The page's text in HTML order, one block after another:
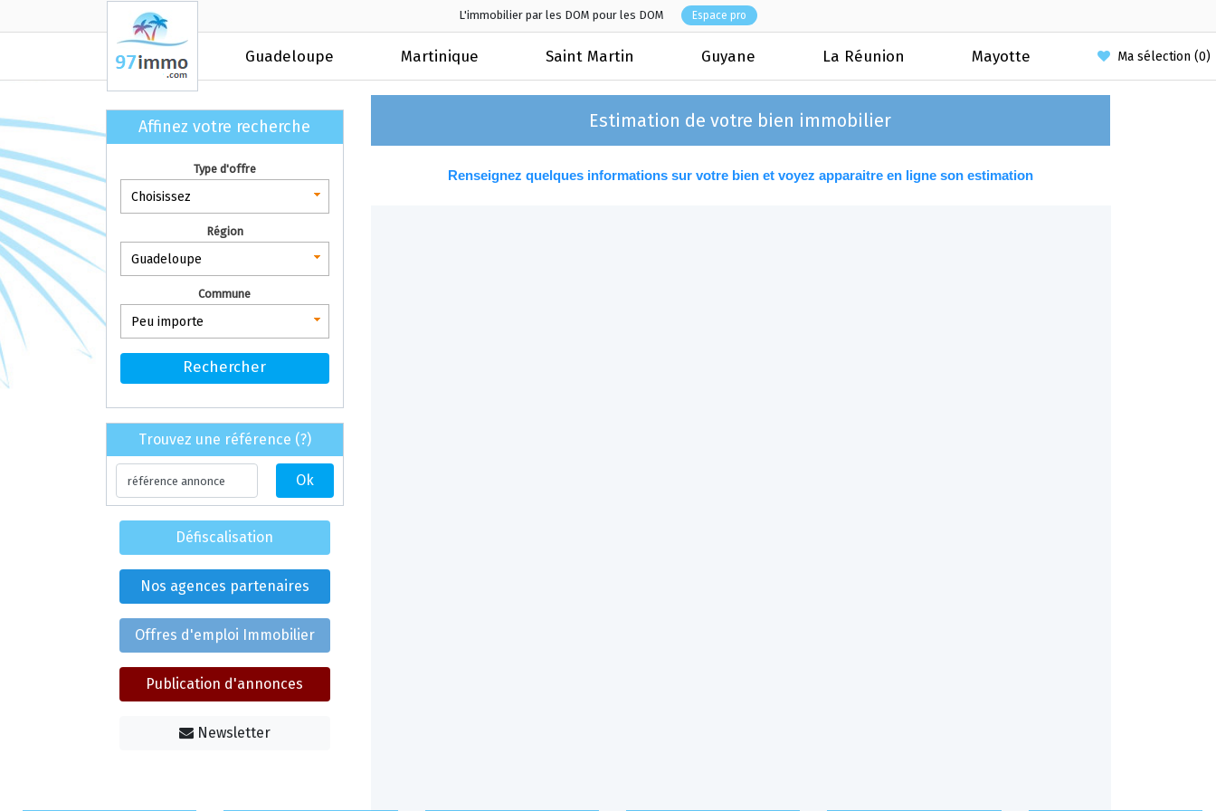
L'immobilier par les DOM pour les DOM Espace pro
Guadeloupe Martinique Saint Martin Guyane La Réunion Mayotte Ma sélection (0)
Affinez votre recherche
Type d'offre
Choisissez
Région
Guadeloupe
Commune
Peu importe
Trouvez une référence (?)
Défiscalisation
Nos agences partenaires
Offres d'emploi Immobilier
Publication d'annonces
Newsletter
Estimation de votre bien immobilier
Renseignez quelques informations sur votre bien et voyez apparaitre en ligne son estimation